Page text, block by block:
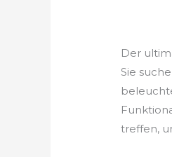
Der
Sie
treffen,